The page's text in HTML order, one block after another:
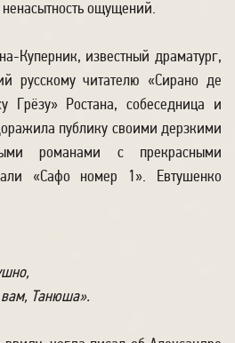
ощущений.
Куперник, известный драматург,
русскому читателю «Сирано де
Грёзу» Ростана, собеседница и
публику своими дерзкими
романами с прекрасными
«Сафо номер 1». Евтушенко
вам, Танюша».